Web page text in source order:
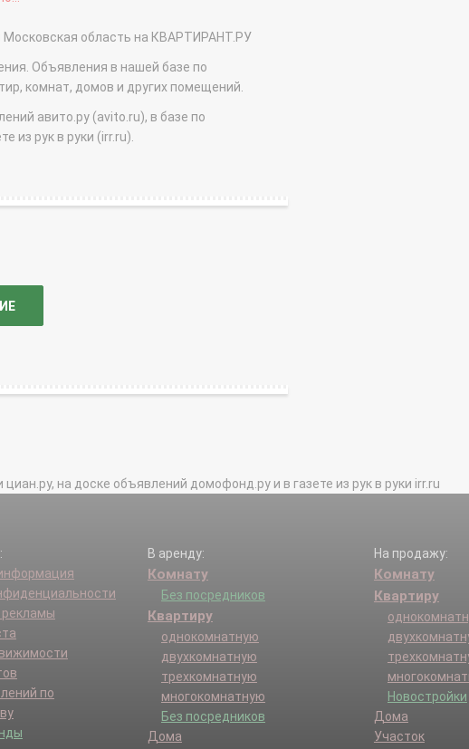
область на КВАРТИРАНТ.РУ
Объявления в нашей базе по
комнат, домов и других помещений.
авито.ру (avito.ru), в базе по
из рук в руки (irr.ru).
на доске объявлений домофонд.ру и в газете из рук в руки irr.ru
по
В аренду:
Комнату
Без посредников
Квартиру
однокомнатную
двухкомнатную
трехкомнатную
многокомнатную
Без посредников
Дома
На продажу:
Комнату
Квартиру
Новостройки
Дома
Участок